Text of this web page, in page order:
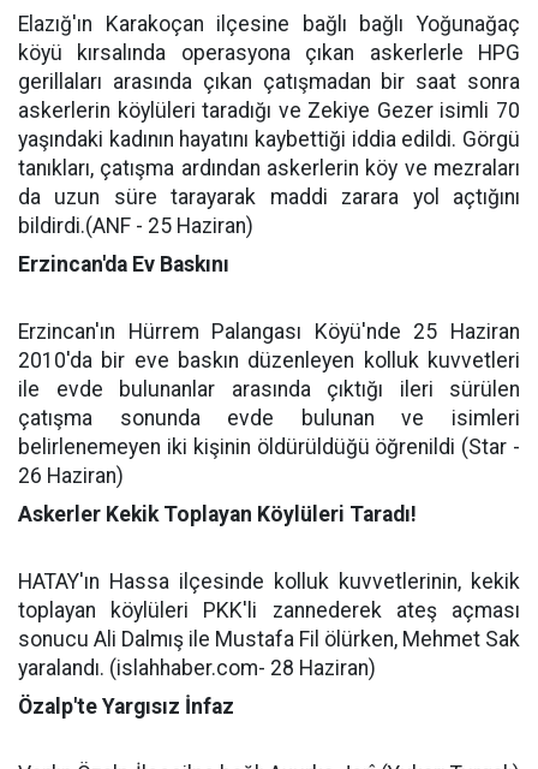
Elazığ'ın Karakoçan ilçesine bağlı bağlı Yoğunağaç
köyü kırsalında operasyona çıkan askerlerle HPG
gerillaları arasında çıkan çatışmadan bir saat sonra
askerlerin köylüleri taradığı ve Zekiye Gezer isimli 70
yaşındaki kadının hayatını kaybettiği iddia edildi. Görgü
tanıkları, çatışma ardından askerlerin köy ve mezraları
da uzun süre tarayarak maddi zarara yol açtığını
bildirdi.(ANF - 25 Haziran)
Erzincan'da Ev Baskını
Erzincan'ın Hürrem Palangası Köyü'nde 25 Haziran
2010'da bir eve baskın düzenleyen kolluk kuvvetleri
ile evde bulunanlar arasında çıktığı ileri sürülen
çatışma sonunda evde bulunan ve isimleri
belirlenemeyen iki kişinin öldürüldüğü öğrenildi (Star -
26 Haziran)
Askerler Kekik Toplayan Köylüleri Taradı!
HATAY'ın Hassa ilçesinde kolluk kuvvetlerinin, kekik
toplayan köylüleri PKK'li zannederek ateş açması
sonucu Ali Dalmış ile Mustafa Fil ölürken, Mehmet Sak
yaralandı. (islahhaber.com- 28 Haziran)
Özalp'te Yargısız İnfaz